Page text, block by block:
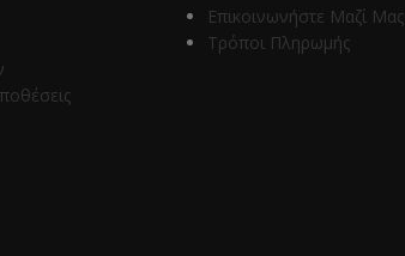
Επικοινωνήστε Μαζί Μας
Τρόποι Πληρωμής